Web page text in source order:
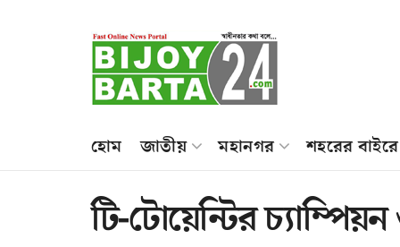
হোম জাতীয় মহানগর শহরের বাইরে
টি-টোয়েন্টির